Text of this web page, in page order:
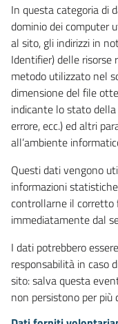
In questa categoria di
dominio dei computer
al sito, gli indirizzi in
Identifier) delle risorse
metodo utilizzato nel
dimensione del file
indicante lo stato
errore, ecc.) ed altri
all’ambiente
Questi dati vengono
informazioni
controllarne il corretto
immediatamente dal
I dati potrebbero
responsabilità in caso
sito: salva questa
non persistono per più